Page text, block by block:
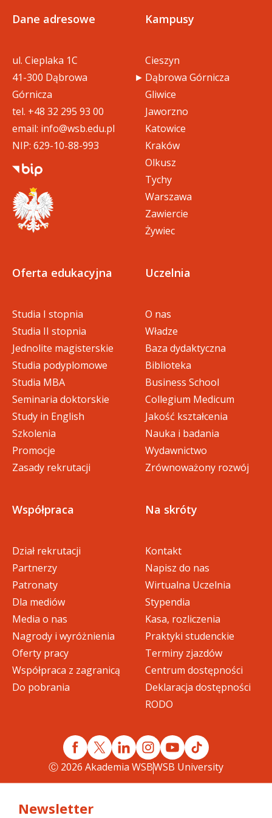
doc 02_szkolenie_bhp (72 KB)
doc
03_szkolenie_biblioteczne (61 K
B)
Dane adresowe
ul. Cieplaka 1C
41-300 Dąbrowa
Górnicza
tel. +48 32 295 93 00
email: info@wsb.edu.pl
NIP: 629-10-88-993
Kampusy
Cieszyn
Dąbrowa Górnicza
Gliwice
Jaworzno
Katowice
Kraków
Olkusz
Tychy
Warszawa
Zawiercie
Żywiec
Oferta edukacyjna
Studia I stopnia
Studia II stopnia
Jednolite magisterskie
Studia podyplomowe
Studia MBA
Seminaria doktorskie
Study in English
Szkolenia
Promocje
Zasady rekrutacji
Uczelnia
O nas
Władze
Baza dydaktyczna
Biblioteka
Business School
Collegium Medicum
Jakość kształcenia
Nauka i badania
Wydawnictwo
Zrównoważony rozwój
Współpraca
Dział rekrutacji
Partnerzy
Patronaty
Dla mediów
Media o nas
Nagrody i wyróżnienia
Oferty pracy
Współpraca z zagranicą
Do pobrania
Na skróty
Kontakt
Napisz do nas
Wirtualna Uczelnia
Stypendia
Kasa, rozliczenia
Praktyki studenckie
Terminy zjazdów
Centrum dostępności
Deklaracja dostępności
RODO
Ⓒ 2026 Akademia WSBWSB University
Newsletter